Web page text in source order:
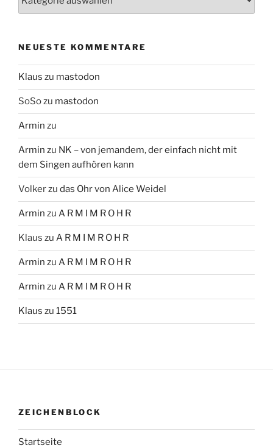
NEUESTE KOMMENTARE
Klaus zu mastodon
SoSozu mastodon
Armin zu
Armin zu NK – von jemandem, der einfach nicht mit
dem Singen aufhören kann
Volkerzu das Ohr von Alice Weidel
Armin zu A R M I M R O H R
Klaus zu A R M I M R O H R
Armin zu A R M I M R O H R
Armin zu A R M I M R O H R
Klaus zu 1551
ZEICHENBLOCK
Startseite